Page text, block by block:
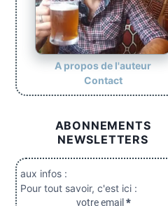
A propos de l'auteur
Contact
ABONNEMENTS
NEWSLETTERS
aux infos :
Pour tout savoir, c'est ici :
votre email *